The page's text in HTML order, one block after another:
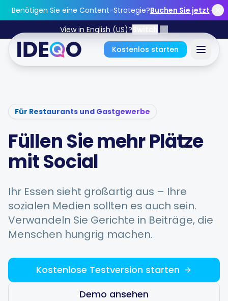
Skip to main content
Benötigen Sie eine Content-Strategie?Buchen Sie jetzt
View in English (US)?
Kostenlos starten
Starten Sie kostenlos durch
Keine Kreditkarte erforderlich • Für immer kostenlos
Funktionen
Kostenlose Tools
Integrationen
Für Shopify Stores
Für Restaurants und Gastgewerbe
Füllen Sie mehr Plätze
mit Social
Ihr Essen sieht großartig aus – Ihre
sozialen Medien sollten es auch sein.
Verwandeln Sie Gerichte in Beiträge, die
Menschen hungrig machen.
Kostenlose Testversion starten
Demo ansehen